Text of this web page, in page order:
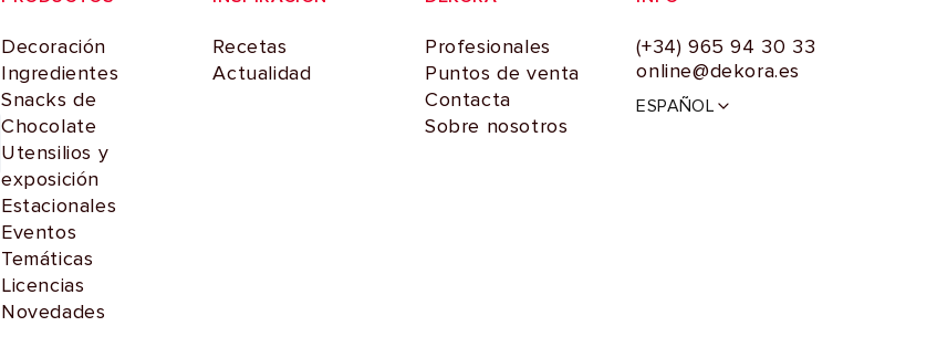
Decoración
Ingredientes
Snacks de
Chocolate
Utensilios y
exposición
Estacionales
Eventos
Temáticas
Licencias
Novedades
Recetas
Actualidad
Profesionales
Puntos de venta
Contacta
Sobre nosotros
(+34) 965 94 30 33
online@dekora.es
d
ESPAÑOL